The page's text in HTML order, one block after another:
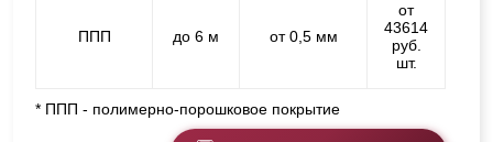
ППП до 6 м от 0,5 мм
от
43614
руб.
шт.
* ППП - полимерно-порошковое покрытие